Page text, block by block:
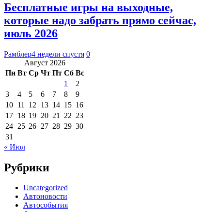
Бесплатные игры на выходные,
которые надо забрать прямо сейчас,
июль 2026
Рамблер4 недели спустя 0
Август 2026
Пн Вт Ср Чт Пт Сб Вс
1
2
3
4 5 6 7 8
9
10 11 12 13 14 15 16
17 18 19 20 21 22 23
24 25 26 27 28 29 30
31
« Июл
Рубрики
Uncategorized
Автоновости
Автособытия